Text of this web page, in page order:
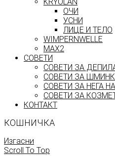
KRYOLAN
ОЧИ
УСНИ
ЛИЦЕ И ТЕЛО
WIMPERNWELLE
MAX2
СОВЕТИ
СОВЕТИ ЗА
СОВЕТИ ЗА
СОВЕТИ ЗА НЕГА
СОВЕТИ ЗА
КОНТАКТ
КОШНИЧКА
Изгасни
Scroll To Top